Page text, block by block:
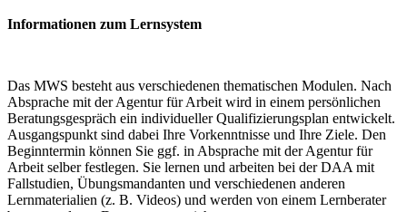
Informationen zum Lernsystem
Das MWS besteht aus verschiedenen thematischen Modulen. Nach
Absprache mit der Agentur für Arbeit wird in einem persönlichen
Beratungsgespräch ein individueller Qualifizierungsplan entwickelt.
Ausgangspunkt sind dabei Ihre Vorkenntnisse und Ihre Ziele. Den
Beginntermin können Sie ggf. in Absprache mit der Agentur für
Arbeit selber festlegen. Sie lernen und arbeiten bei der DAA mit
Fallstudien, Übungsmandanten und verschiedenen anderen
Lernmaterialien (z. B. Videos) und werden von einem Lernberater